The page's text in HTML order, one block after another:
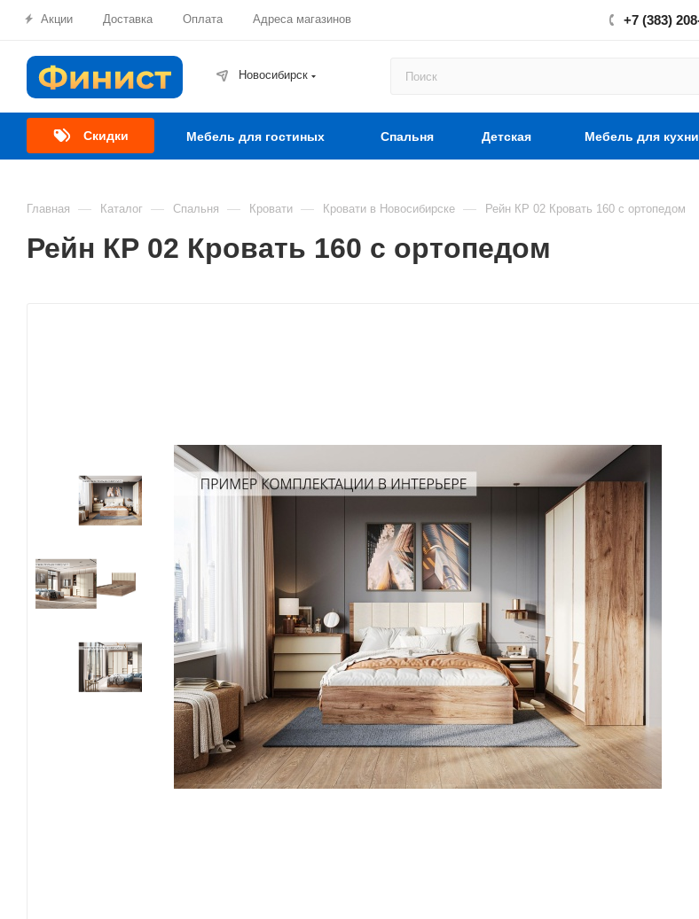
Акции Доставка Оплата Адреса магазинов +7 (383)
Новосибирск
Скидки Мебель для гостиных Спальня Детская Мебель для кухни
Главная — Каталог — Спальня — Кровати — Кровати в Новосибирске — Рейн КР 02 Кровать 160 с ортопедом
Рейн КР 02 Кровать 160 с ортопедом